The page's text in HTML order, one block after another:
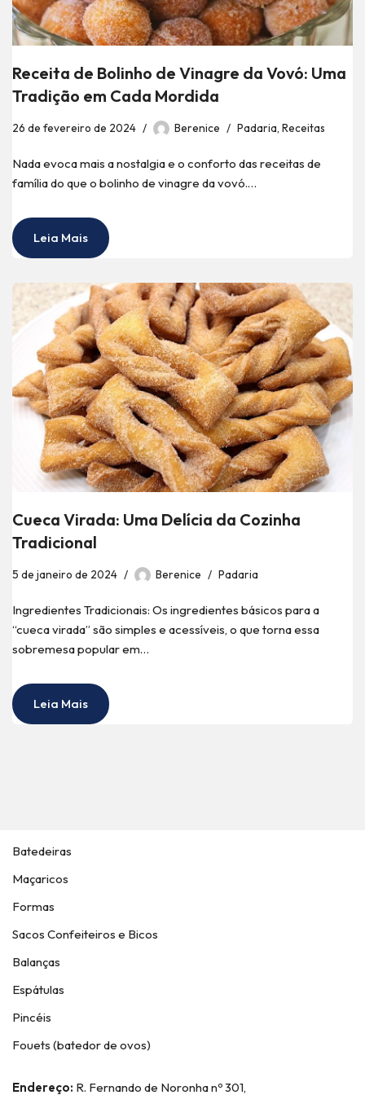
Receita de Bolinho de Vinagre da Vovó: Uma
Tradição em Cada Mordida
26 de fevereiro de 2024 Berenice Padaria, Receitas
Nada evoca mais a nostalgia e o conforto das receitas de
família do que o bolinho de vinagre da vovó.…
Leia Mais
Cueca Virada: Uma Delícia da Cozinha
Tradicional
5 de janeiro de 2024 Berenice Padaria
Ingredientes Tradicionais: Os ingredientes básicos para a
“cueca virada” são simples e acessíveis, o que torna essa
sobremesa popular em…
Leia Mais
Batedeiras
Maçaricos
Formas
Sacos Confeiteiros e Bicos
Balanças
Espátulas
Pincéis
Fouets (batedor de ovos)
Endereço: R. Fernando de Noronha nº 301,